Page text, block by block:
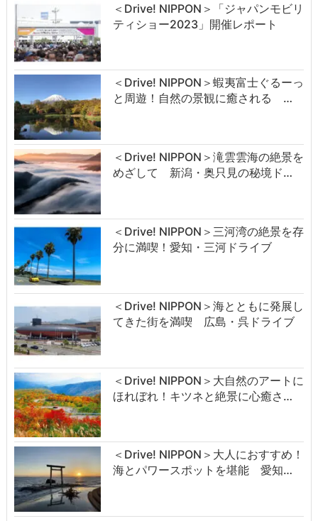
＜Drive! NIPPON＞「ジャパンモビリ
ティショー2023」開催レポート
＜Drive! NIPPON＞蝦夷富士ぐるーっ
と周遊！自然の景観に癒される …
＜Drive! NIPPON＞滝雲雲海の絶景を
めざして 新潟・奥只見の秘境ド…
＜Drive! NIPPON＞三河湾の絶景を存
分に満喫！愛知・三河ドライブ
＜Drive! NIPPON＞海とともに発展し
てきた街を満喫 広島・呉ドライブ
＜Drive! NIPPON＞大自然のアートに
ほれぼれ！キツネと絶景に心癒さ…
＜Drive! NIPPON＞大人におすすめ！
海とパワースポットを堪能 愛知…